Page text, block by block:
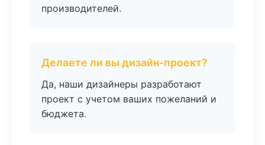
производителей.
Делаете ли вы дизайн-проект?
Да, наши дизайнеры разработают
проект с учетом ваших пожеланий и
бюджета.